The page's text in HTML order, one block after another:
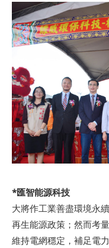
*匯智能源科技
大將作工業善盡環境永
再生能源政策；然而考
維持電網穩定，補足電